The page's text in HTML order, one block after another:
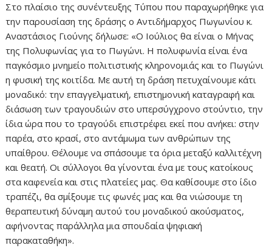
Στο πλαίσιο της συνέντευξης Τύπου που παραχωρήθηκε για
την παρουσίαση της δράσης ο Αντιδήμαρχος Πωγωνίου κ.
Αναστάσιος Γιούνης δήλωσε: «Ο Ιούλιος θα είναι ο Μήνας
της Πολυφωνίας για το Πωγώνι. Η πολυφωνία είναι ένα
παγκόσμιο μνημείο πολιτιστικής κληρονομιάς και το Πωγώνι
η φυσική της κοιτίδα. Με αυτή τη δράση πετυχαίνουμε κάτι
μοναδικό: την επαγγελματική, επιστημονική καταγραφή και
διάσωση των τραγουδιών στο υπερσύγχρονο στούντιο, την
ίδια ώρα που το τραγούδι επιστρέφει εκεί που ανήκει: στην
παρέα, στο κρασί, στο αντάμωμα των ανθρώπων της
υπαίθρου. Θέλουμε να σπάσουμε τα όρια μεταξύ καλλιτέχνη
και θεατή. Οι σύλλογοι θα γίνονται ένα με τους κατοίκους
στα καφενεία και στις πλατείες μας. Θα καθίσουμε στο ίδιο
τραπέζι, θα σμίξουμε τις φωνές μας και θα νιώσουμε τη
θεραπευτική δύναμη αυτού του μοναδικού ακούσματος,
αφήνοντας παράλληλα μια σπουδαία ψηφιακή
παρακαταθήκη».